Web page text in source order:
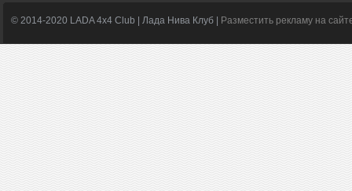
© 2014-2020 LADA 4x4 Club | Лада Нива Клуб | Разместить рекламу на